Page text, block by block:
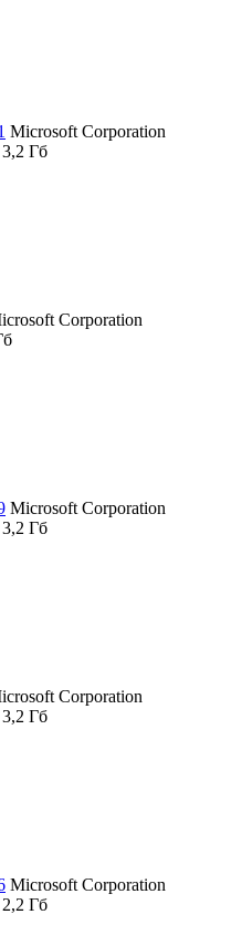
Microsoft Corporation
Гб
Corporation
Microsoft Corporation
Гб
Corporation
Гб
Microsoft Corporation
Гб